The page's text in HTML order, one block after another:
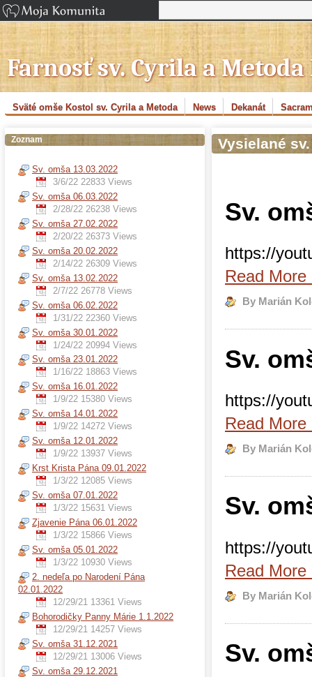
Farnosť sv. Cyrila a
Sväté omše Kostol sv. Cyrila a Metoda News Dekanát
Zoznam
Sv. omša 13.03.2022
3/6/22 22833 Views
Sv. omša 06.03.2022
2/28/22 26238 Views
Sv. omša 27.02.2022
2/20/22 26373 Views
Sv. omša 20.02.2022
2/14/22 26309 Views
Sv. omša 13.02.2022
2/7/22 26778 Views
Sv. omša 06.02.2022
1/31/22 22360 Views
Sv. omša 30.01.2022
1/24/22 20994 Views
Sv. omša 23.01.2022
1/16/22 18863 Views
Sv. omša 16.01.2022
1/9/22 15380 Views
Sv. omša 14.01.2022
1/9/22 14272 Views
Sv. omša 12.01.2022
1/9/22 13937 Views
Krst Krista Pána 09.01.2022
1/3/22 12085 Views
Sv. omša 07.01.2022
1/3/22 15631 Views
Zjavenie Pána 06.01.2022
1/3/22 15866 Views
Sv. omša 05.01.2022
1/3/22 10930 Views
2. nedeľa po Narodení Pána
02.01.2022
12/29/21 13361 Views
Bohorodičky Panny Márie 1.1.2022
12/29/21 14257 Views
Sv. omša 31.12.2021
12/29/21 13006 Views
Sv. omša 29.12.2021
Vysielané
Sv.
https://
Read More
By Marián
Sv.
https://
Read More
By Marián
Sv.
https://
Read More
By Marián
Sv.